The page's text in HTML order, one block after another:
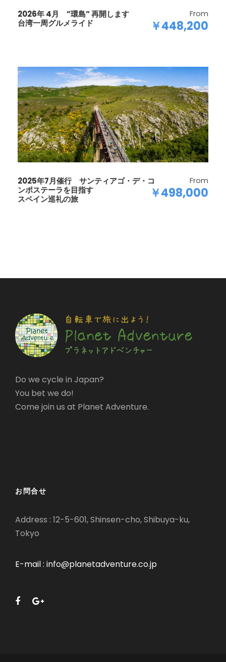
2026年 4月 ”環島” 再開します
台湾一周グルメライド
From
￥448,200
2025年7月催行 サンティアゴ・デ・コ
ンポステーラを目指す
スペイン巡礼の旅
From
￥498,000
Do we cycle in Japan?
You bet we do!
Come join us at Planet Adventure.
お問合せ
Address : 12-5-601, Shinsen-cho, Shibuya-ku,
Tokyo
E-mail : info@planetadventure.co.jp